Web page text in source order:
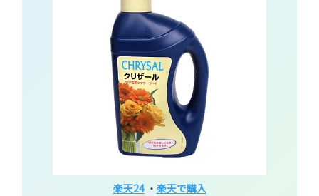
楽天24・ 楽天で購入